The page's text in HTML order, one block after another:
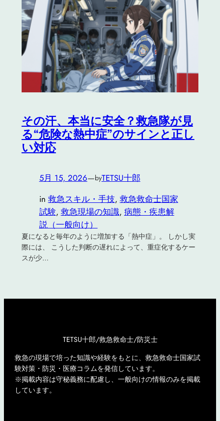
その汗、本当に安全？救急隊が見
る“危険な熱中症”のサインと正し
い対応
5月 15, 2026—byTETSU十郎
in 救急スキル・手技, 救急救命士国家
試験, 救急現場の知識, 病態・疾患解
説（一般向け）
夏になると毎年のように増加する「熱中症」。 しかし実
際には、 こうした判断の遅れによって、重症化するケー
スが少…
TETSU十郎/救急救命士/防災士
救急の現場で培った知識や経験をもとに、救急救命士国家試
験対策・防災・医療コラムを発信しています。
※掲載内容は守秘義務に配慮し、一般向けの情報のみを掲載
しています。